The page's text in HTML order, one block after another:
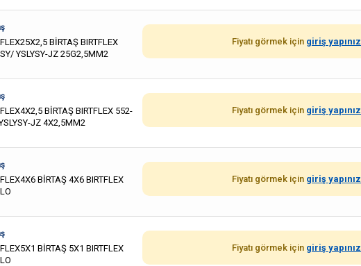
BİRTAŞ BIRTFLEX
YSLYSY-JZ 25G2,5MM2
Fiyatı görmek için giriş yapınız
BİRTAŞ BIRTFLEX 552-
JZ 4X2,5MM2
Fiyatı görmek için giriş yapınız
BİRTAŞ 4X6 BIRTFLEX
Fiyatı görmek için giriş yapınız
BİRTAŞ 5X1 BIRTFLEX
Fiyatı görmek için giriş yapınız